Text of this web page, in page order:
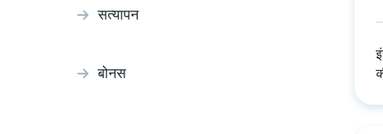
सत्यापन
बोनस